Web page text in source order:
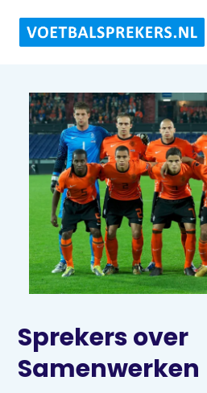
Sprekers over
Samenwerken